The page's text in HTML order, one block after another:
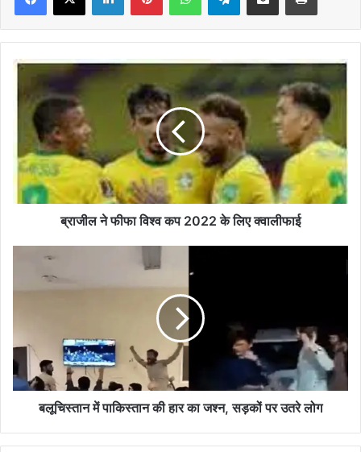
ब्राजील
फीफा
2022
के
लिए
क्वालीफाई
ब्राजील ने फीफा विश्व कप 2022 के लिए क्वालीफाई
सड़कों
पर
बलूचिस्तान में पाकिस्तान की हार का जश्न, सड़कों पर उतरे लोग